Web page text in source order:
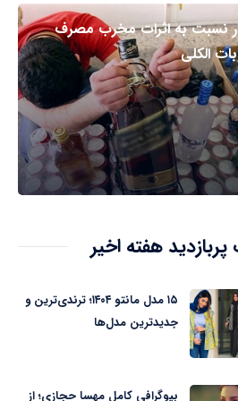
نسبت به اثرات مخرب مصرف
الکلی
پربازدید هفته اخیر
۱۵ مدل مانتو ۱۴۰۴؛ ترندی‌ترین و
جدیدترین مدل‌ها
بیوگرافی کامل مهسا حجازی؛ از